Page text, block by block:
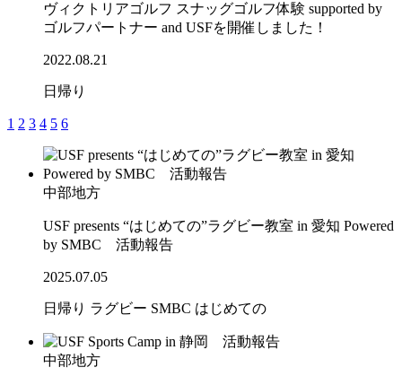
ヴィクトリアゴルフ スナッグゴルフ体験 supported by
ゴルフパートナー and USFを開催しました！
2022.08.21
日帰り
1 2 3 4 5 6
中部地方
USF presents “はじめての”ラグビー教室 in 愛知 Powered
by SMBC 活動報告
2025.07.05
日帰り ラグビー SMBC はじめての
中部地方